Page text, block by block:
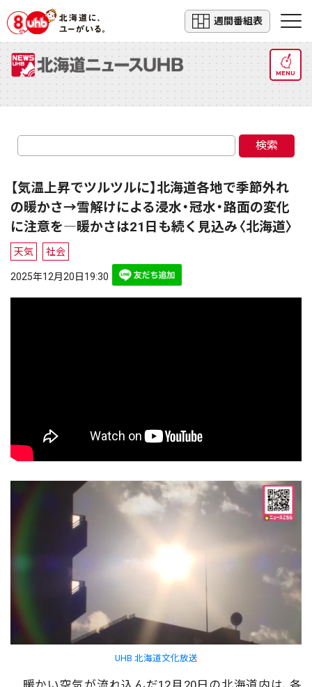
週間番組表
MENU
検索
【気温上昇でツルツルに】北海道各地で季節外れ
の暖かさ→雪解けによる浸水・冠水・路面の変化
に注意を―暖かさは21日も続く見込み〈北海道〉
天気 社会
2025年12月20日19:30
UHB 北海道文化放送